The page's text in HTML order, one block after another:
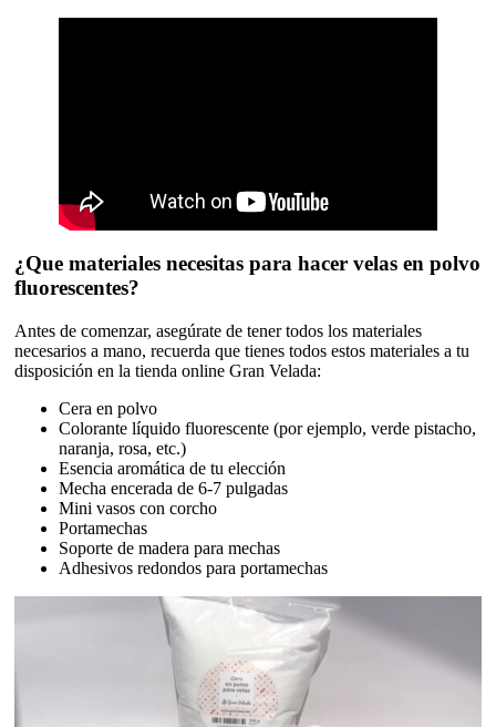
¿Que materiales necesitas para hacer velas en polvo
fluorescentes?
Antes de comenzar, asegúrate de tener todos los materiales
necesarios a mano, recuerda que tienes todos estos materiales a tu
disposición en la tienda online Gran Velada:
Cera en polvo
Colorante líquido fluorescente (por ejemplo, verde pistacho,
naranja, rosa, etc.)
Esencia aromática de tu elección
Mecha encerada de 6-7 pulgadas
Mini vasos con corcho
Portamechas
Soporte de madera para mechas
Adhesivos redondos para portamechas